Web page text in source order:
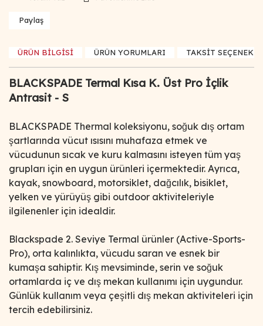
Paylaş
ÜRÜN BİLGİSİ ÜRÜN YORUMLARI TAKSİT
BLACKSPADE Termal Kısa K. Üst Pro İçlik
Antrasit - S
BLACKSPADE Thermal koleksiyonu, soğuk dış ortam
şartlarında vücut ısısını muhafaza etmek ve
vücudunun sıcak ve kuru kalmasını isteyen tüm yaş
grupları için en uygun ürünleri içermektedir. Ayrıca,
kayak, snowboard, motorsiklet, dağcılık, bisiklet,
yelken ve yürüyüş gibi outdoor aktiviteleriyle
ilgilenenler için idealdir.
Blackspade 2. Seviye Termal ürünler (Active-Sports-
Pro), orta kalınlıkta, vücudu saran ve esnek bir
kumaşa sahiptir. Kış mevsiminde, serin ve soğuk
ortamlarda iç ve dış mekan kullanımı için uygundur.
Günlük kullanım veya çeşitli dış mekan aktiviteleri için
tercih edebilirsiniz.